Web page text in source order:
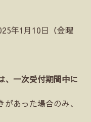
年1月10日（金曜
、一次受付期間中に
あった場合のみ、